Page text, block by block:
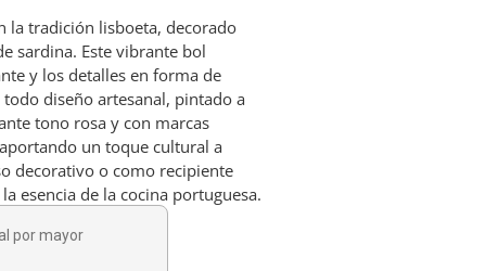
la tradición lisboeta, decorado
sardina. Este vibrante bol
y los detalles en forma de
diseño artesanal, pintado a
tono rosa y con marcas
un toque cultural a
decorativo o como recipiente
esencia de la cocina portuguesa.
por mayor